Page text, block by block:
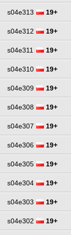
s04e313 19+
s04e312 19+
s04e311 19+
s04e310 19+
s04e309 19+
s04e308 19+
s04e307 19+
s04e306 19+
s04e305 19+
s04e304 19+
s04e303 19+
s04e302 19+